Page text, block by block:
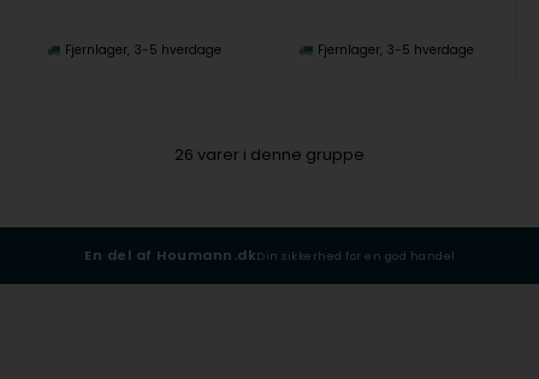
Fjernlager 3-5 hverdage Fjernlager 3-5 hverdage
26 varer i denne gruppe
En del af Houmann.dkDin sikkerhed for en god handel